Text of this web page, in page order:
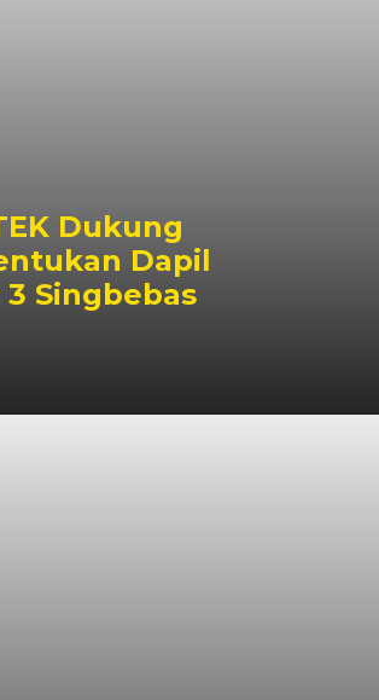
Dukung
Dapil
Singbebas